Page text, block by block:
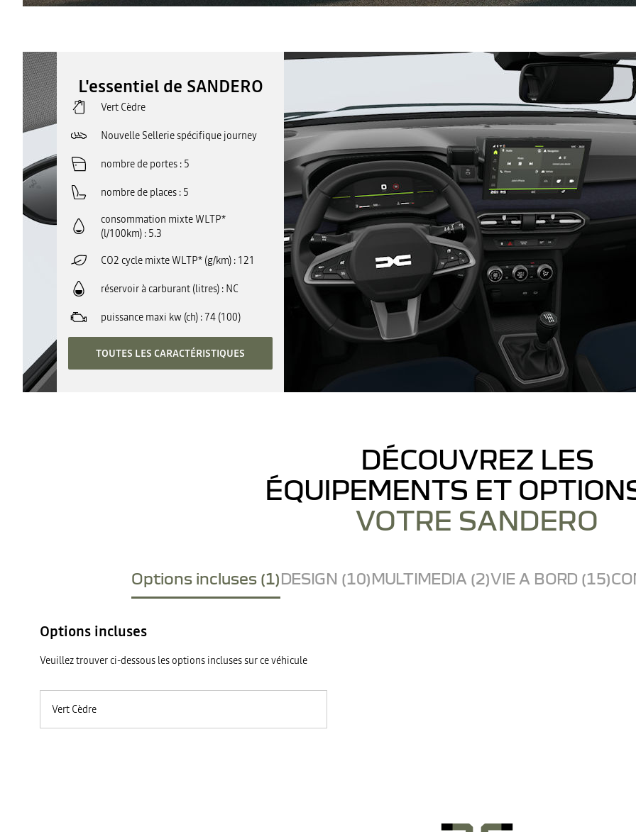
L'essentiel de SANDERO
Vert Cèdre
Nouvelle Sellerie spécifique journey
nombre de portes 5
nombre de places 5
consommation mixte WLTP*
(l/100km) 5.3
CO2 cycle mixte WLTP* (g/km) 121
réservoir à carburant (litres) NC
puissance maxi kw (ch) 74 (100)
TOUTES LES CARACTÉRISTIQUES
DÉCOUVREZ LES
ÉQUIPEMENTS ET
VOTRE SANDERO
Options incluses (1)DESIGN (10)MULTIMEDIA (2)VIE A BORD (15)
Options incluses
Veuillez trouver ci-dessous les options incluses sur ce véhicule
Vert Cèdre